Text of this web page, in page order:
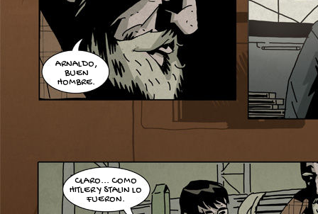
ARNALDO,
BUEN
HOMBRE.
CLARO... COMO
HITLER Y STALIN LO
FUERON.